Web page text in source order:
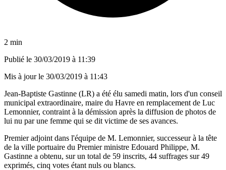
2 min
Publié le 30/03/2019 à 11:39
Mis à jour le 30/03/2019 à 11:43
Jean-Baptiste Gastinne (LR) a été élu samedi matin, lors d'un conseil
municipal extraordinaire, maire du Havre en remplacement de Luc
Lemonnier, contraint à la démission après la diffusion de photos de
lui nu par une femme qui se dit victime de ses avances.
Premier adjoint dans l'équipe de M. Lemonnier, successeur à la tête
de la ville portuaire du Premier ministre Edouard Philippe, M.
Gastinne a obtenu, sur un total de 59 inscrits, 44 suffrages sur 49
exprimés, cinq votes étant nuls ou blancs.